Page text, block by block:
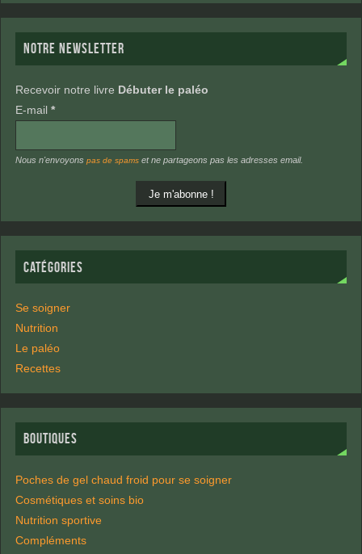
NOTRE NEWSLETTER
Recevoir notre livre Débuter le paléo
E-mail *
Nous n'envoyons pas de spamset ne partageons pas les adresses email.
CATÉGORIES
Se soigner
Nutrition
Le paléo
Recettes
BOUTIQUES
Poches de gel chaud froid pour se soigner
Cosmétiques et soins bio
Nutrition sportive
Compléments